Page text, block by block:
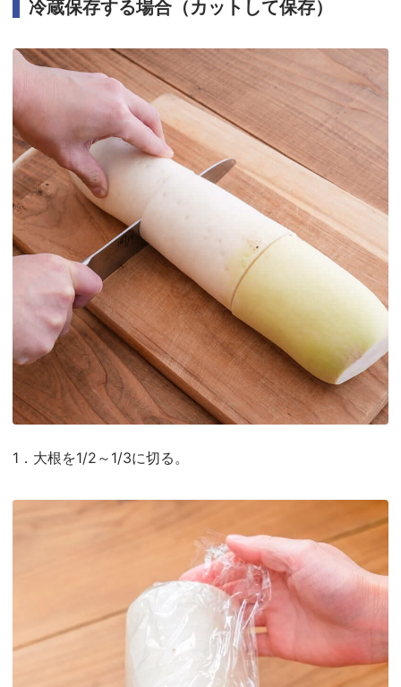
冷蔵保存する場合（カットして保存）
1．大根を1/2～1/3に切る。